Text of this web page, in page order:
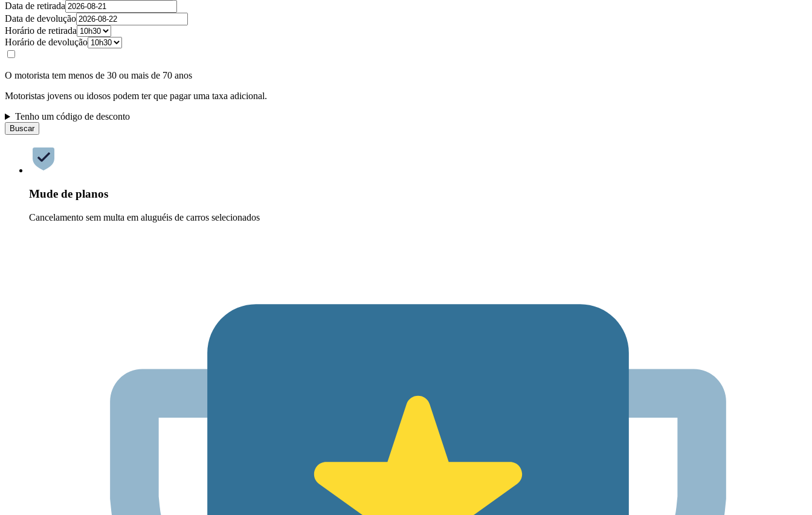
Data de retirada
Data de devolução
Horário de retirada
Horário de devolução
O motorista tem menos de 30 ou mais de 70 anos
Motoristas jovens ou idosos podem ter que pagar uma taxa adicional.
Tenho um código de desconto
Buscar
Mude de planos
Cancelamento sem multa em aluguéis de carros selecionados